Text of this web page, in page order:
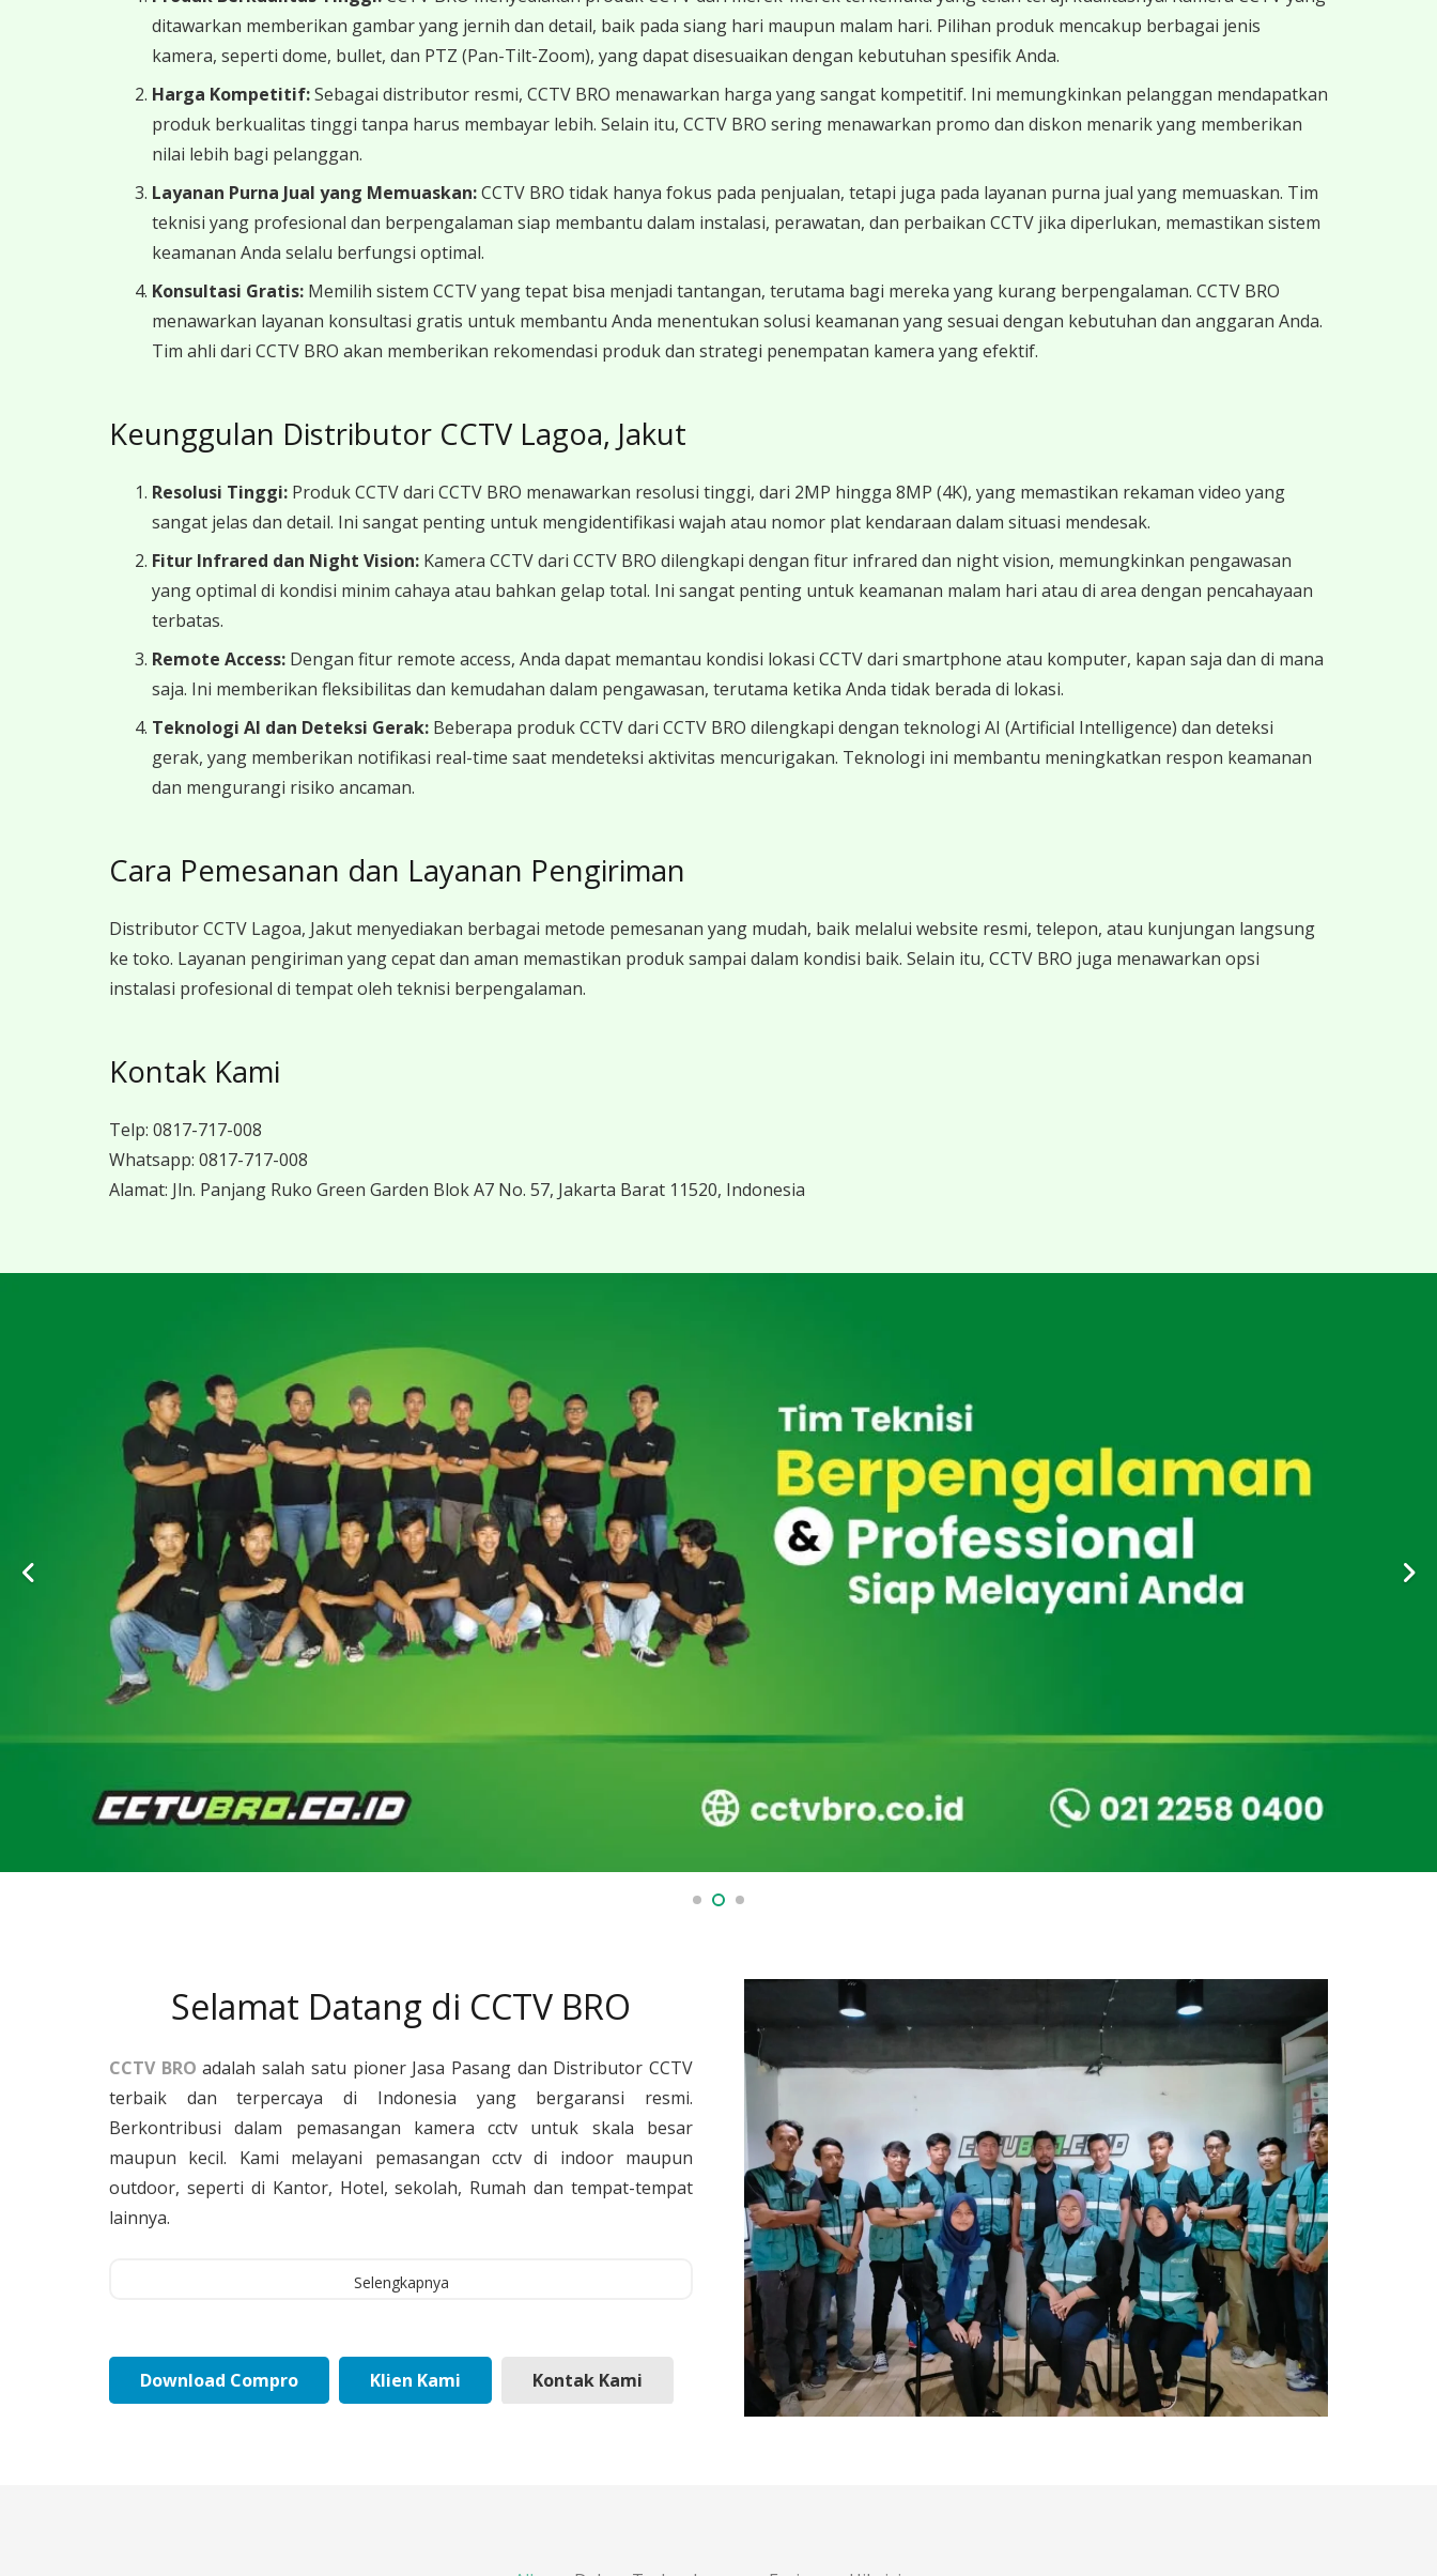
ditawarkan memberikan gambar yang jernih dan detail, baik pada siang hari maupun malam hari. Pilihan produk mencakup berbagai jenis
kamera, seperti dome, bullet, dan PTZ (Pan-Tilt-Zoom), yang dapat disesuaikan dengan kebutuhan spesifik Anda.
Harga Kompetitif:Sebagai distributor resmi, CCTV BRO menawarkan harga yang sangat kompetitif. Ini memungkinkan pelanggan mendapatkan
produk berkualitas tinggi tanpa harus membayar lebih. Selain itu, CCTV BRO sering menawarkan promo dan diskon menarik yang memberikan
nilai lebih bagi pelanggan.
Layanan Purna Jual yang Memuaskan:CCTV BRO tidak hanya fokus pada penjualan, tetapi juga pada layanan purna jual yang memuaskan. Tim
teknisi yang profesional dan berpengalaman siap membantu dalam instalasi, perawatan, dan perbaikan CCTV jika diperlukan, memastikan sistem
keamanan Anda selalu berfungsi optimal.
Konsultasi Gratis: Memilih sistem CCTV yang tepat bisa menjadi tantangan, terutama bagi mereka yang kurang berpengalaman. CCTV BRO
menawarkan layanan konsultasi gratis untuk membantu Anda menentukan solusi keamanan yang sesuai dengan kebutuhan dan anggaran Anda.
Tim ahli dari CCTV BRO akan memberikan rekomendasi produk dan strategi penempatan kamera yang efektif.
Keunggulan Distributor CCTV Lagoa, Jakut
Resolusi Tinggi: Produk CCTV dari CCTV BRO menawarkan resolusi tinggi, dari 2MP hingga 8MP (4K), yang memastikan rekaman video yang
sangat jelas dan detail. Ini sangat penting untuk mengidentifikasi wajah atau nomor plat kendaraan dalam situasi mendesak.
Fitur Infrared dan Night Vision: Kamera CCTV dari CCTV BRO dilengkapi dengan fitur infrared dan night vision, memungkinkan pengawasan
yang optimal di kondisi minim cahaya atau bahkan gelap total. Ini sangat penting untuk keamanan malam hari atau di area dengan pencahayaan
terbatas.
Remote Access: Dengan fitur remote access, Anda dapat memantau kondisi lokasi CCTV dari smartphone atau komputer, kapan saja dan di mana
saja. Ini memberikan fleksibilitas dan kemudahan dalam pengawasan, terutama ketika Anda tidak berada di lokasi.
Teknologi AI dan Deteksi Gerak: Beberapa produk CCTV dari CCTV BRO dilengkapi dengan teknologi AI (Artificial Intelligence) dan deteksi
gerak, yang memberikan notifikasi real-time saat mendeteksi aktivitas mencurigakan. Teknologi ini membantu meningkatkan respon keamanan
dan mengurangi risiko ancaman.
Cara Pemesanan dan Layanan Pengiriman
Distributor CCTV Lagoa, Jakut menyediakan berbagai metode pemesanan yang mudah, baik melalui website resmi, telepon, atau kunjungan langsung
ke toko. Layanan pengiriman yang cepat dan aman memastikan produk sampai dalam kondisi baik. Selain itu, CCTV BRO juga menawarkan opsi
instalasi profesional di tempat oleh teknisi berpengalaman.
Kontak Kami
Telp: 0817-717-008
Whatsapp: 0817-717-008
Alamat: Jln. Panjang Ruko Green Garden Blok A7 No. 57, Jakarta Barat 11520, Indonesia
Selamat Datang di CCTV BRO
CCTV BRO adalah salah satu pioner Jasa Pasang dan Distributor CCTV
terbaik dan terpercaya di Indonesia yang bergaransi resmi.
Berkontribusi dalam pemasangan kamera cctv untuk skala besar
maupun kecil. Kami melayani pemasangan cctv di indoor maupun
outdoor, seperti di Kantor, Hotel, sekolah, Rumah dan tempat-tempat
lainnya.
Selengkapnya
Download Compro Klien Kami Kontak Kami